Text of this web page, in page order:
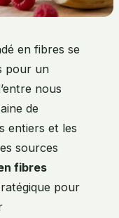
en fibres se
pour un
nous
de
entiers et les
sources
fibres
pour